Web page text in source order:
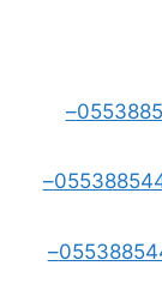
0553885449–
0553885449–
0553885449–